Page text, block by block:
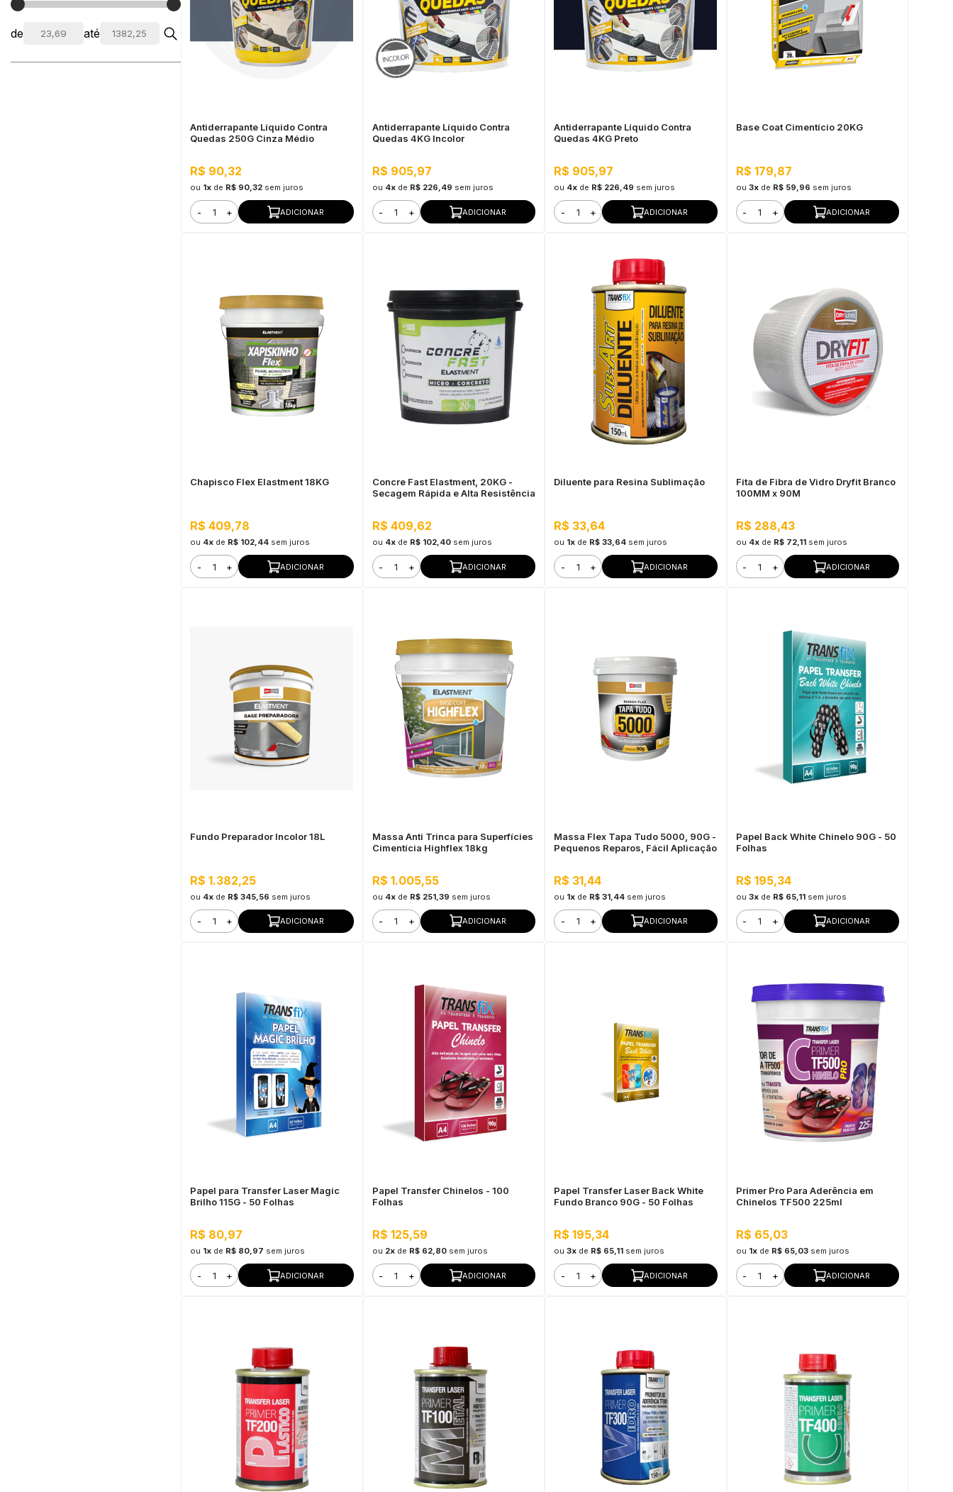
de até
Antiderrapante Líquido Contra
Quedas 250G Cinza Médio
R$ 90,32
ou 1x de R$ 90,32 sem juros
- + ADICIONAR
Antiderrapante Líquido Contra
Quedas 4KG Incolor
R$ 905,97
ou 4xde R$ 226,49 sem juros
- + ADICIONAR
Antiderrapante Líquido Contra
Quedas 4KG Preto
R$ 905,97
ou 4x de R$ 226,49 sem juros
- + ADICIONAR
Base Coat Cimentício 20KG
R$ 179,87
ou 3xde R$ 59,96 sem juros
- + ADICIONAR
Chapisco Flex Elastment 18KG
R$ 409,78
ou 4x de R$ 102,44 sem juros
- + ADICIONAR
Concre Fast Elastment, 20KG -
Secagem Rápida e Alta Resistência
R$ 409,62
ou 4xde R$ 102,40 sem juros
- + ADICIONAR
Diluente para Resina Sublimação
R$ 33,64
ou 1x de R$ 33,64 sem juros
- + ADICIONAR
Fita de Fibra de Vidro Dryfit Branco
100MM x 90M
R$ 288,43
ou 4xde R$ 72,11 sem juros
- + ADICIONAR
Fundo Preparador Incolor 18L
R$ 1.382,25
ou 4x de R$ 345,56 sem juros
- + ADICIONAR
Massa Anti Trinca para Superfícies
Cimentícia Highflex 18kg
R$ 1.005,55
ou 4xde R$ 251,39 sem juros
- + ADICIONAR
Massa Flex Tapa Tudo 5000, 90G -
Pequenos Reparos, Fácil Aplicação
R$ 31,44
ou 1x de R$ 31,44 sem juros
- + ADICIONAR
Papel Back White Chinelo 90G - 50
Folhas
R$ 195,34
ou 3xde R$ 65,11 sem juros
- + ADICIONAR
Papel para Transfer Laser Magic
Brilho 115G - 50 Folhas
R$ 80,97
ou 1x de R$ 80,97 sem juros
- + ADICIONAR
Papel Transfer Chinelos - 100
Folhas
R$ 125,59
ou 2xde R$ 62,80 sem juros
- + ADICIONAR
Papel Transfer Laser Back White
Fundo Branco 90G - 50 Folhas
R$ 195,34
ou 3x de R$ 65,11 sem juros
- + ADICIONAR
Primer Pro Para Aderência em
Chinelos TF500 225ml
R$ 65,03
ou 1xde R$ 65,03 sem juros
- + ADICIONAR